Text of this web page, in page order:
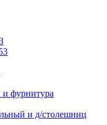
фурнитура
и д/столешниц